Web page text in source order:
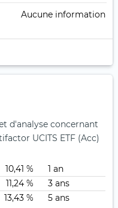
Aucune information
d'analyse concernant
UCITS ETF (Acc)
10,41 %
1 an
11,24 %
3 ans
13,43 %
5 ans